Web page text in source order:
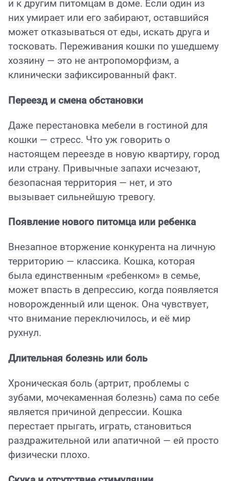
и к другим питомцам в доме. Если один из
них умирает или его забирают, оставшийся
может отказываться от еды, искать друга и
тосковать. Переживания кошки по ушедшему
хозяину — это не антропоморфизм, а
клинически зафиксированный факт.
Переезд и смена обстановки
Даже перестановка мебели в гостиной для
кошки — стресс. Что уж говорить о
настоящем переезде в новую квартиру, город
или страну. Привычные запахи исчезают,
безопасная территория — нет, и это
вызывает сильнейшую тревогу.
Появление нового питомца или ребенка
Внезапное вторжение конкурента на личную
территорию — классика. Кошка, которая
была единственным «ребенком» в семье,
может впасть в депрессию, когда появляется
новорожденный или щенок. Она чувствует,
что внимание переключилось, и её мир
рухнул.
Длительная болезнь или боль
Хроническая боль (артрит, проблемы с
зубами, мочекаменная болезнь) сама по себе
является причиной депрессии. Кошка
перестает прыгать, играть, становиться
раздражительной или апатичной — ей просто
физически плохо.